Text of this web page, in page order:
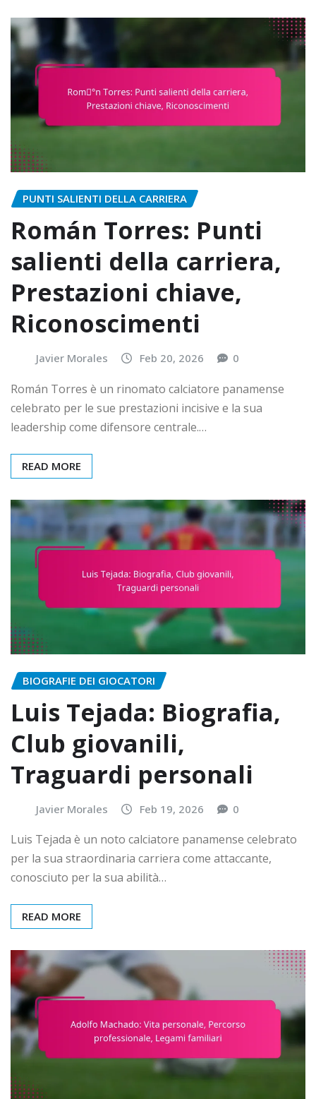
PUNTI SALIENTI DELLA CARRIERA
Román Torres: Punti
salienti della carriera,
Prestazioni chiave,
Riconoscimenti
Javier Morales Feb 20, 2026 0
Román Torres è un rinomato calciatore panamense
celebrato per le sue prestazioni incisive e la sua
leadership come difensore centrale.…
READ MORE
BIOGRAFIE DEI GIOCATORI
Luis Tejada: Biografia,
Club giovanili,
Traguardi personali
Javier Morales Feb 19, 2026 0
Luis Tejada è un noto calciatore panamense celebrato
per la sua straordinaria carriera come attaccante,
conosciuto per la sua abilità…
READ MORE